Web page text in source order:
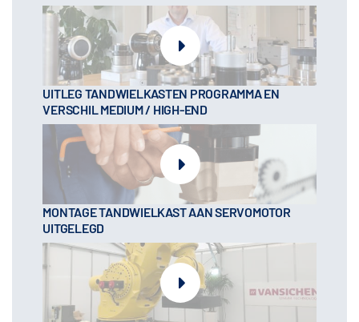
UITLEG TANDWIELKASTEN PROGRAMMA EN
VERSCHIL MEDIUM / HIGH-END
MONTAGE TANDWIELKAST AAN SERVOMOTOR
UITGELEGD